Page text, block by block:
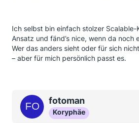
Ich selbst bin einfach stolzer
Ansatz und fänd’s nice, wenn da noch
Wer das anders sieht oder für sich
– aber für mich persönlich passt es.
fotoman
Koryphäe